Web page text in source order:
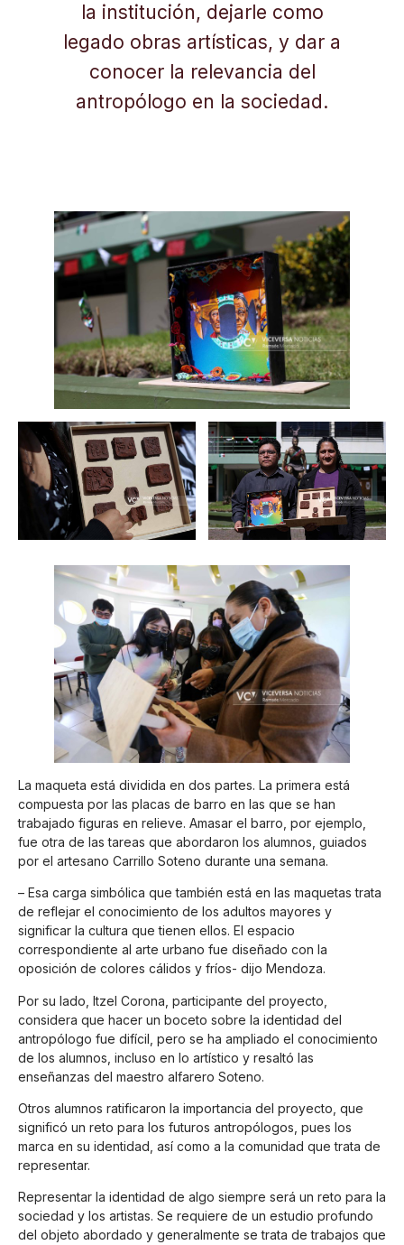
la institución, dejarle como
legado obras artísticas, y dar a
conocer la relevancia del
antropólogo en la sociedad.
La maqueta está dividida en dos partes. La primera está
compuesta por las placas de barro en las que se han
trabajado figuras en relieve. Amasar el barro, por ejemplo,
fue otra de las tareas que abordaron los alumnos, guiados
por el artesano Carrillo Soteno durante una semana.
– Esa carga simbólica que también está en las maquetas trata
de reflejar el conocimiento de los adultos mayores y
significar la cultura que tienen ellos. El espacio
correspondiente al arte urbano fue diseñado con la
oposición de colores cálidos y fríos- dijo Mendoza.
Por su lado, Itzel Corona, participante del proyecto,
considera que hacer un boceto sobre la identidad del
antropólogo fue difícil, pero se ha ampliado el conocimiento
de los alumnos, incluso en lo artístico y resaltó las
enseñanzas del maestro alfarero Soteno.
Otros alumnos ratificaron la importancia del proyecto, que
significó un reto para los futuros antropólogos, pues los
marca en su identidad, así como a la comunidad que trata de
representar.
Representar la identidad de algo siempre será un reto para la
sociedad y los artistas. Se requiere de un estudio profundo
del objeto abordado y generalmente se trata de trabajos que